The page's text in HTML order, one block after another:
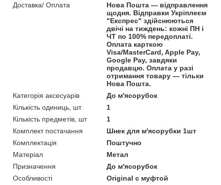
Доставка/ Оплата
Нова Пошта — відправлення
щодня. Відправки Укріплеєм
"Експрес" здійснюються
двічі на тиждень: кожні ПН і
ЧТ по 100% передоплаті.
Оплата карткою
Visa/MasterCard, Apple Pay,
Google Pay, завдяки
продавцю. Оплата у разі
отримання товару — тільки
Нова Пошта.
Категорія аксесуарів
До м'ясорубок
Кількість одиниць, шт
1
Кількість предметів, шт
1
Комплект постачання
Шнек для м'ясорубки 1шт
Комплектація
Поштучно
Матеріал
Метал
Призначення
До м'ясорубок
Особливості
Original с муфтой